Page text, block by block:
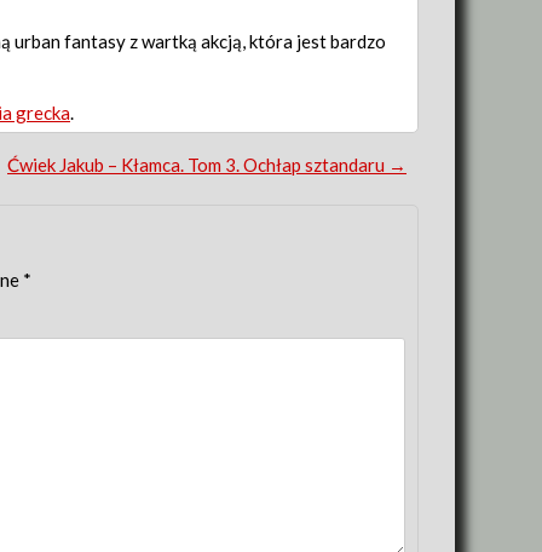
urban fantasy z wartką akcją, która jest bardzo
grecka
Ćwiek Jakub – Kłamca. Tom 3. Ochłap sztandaru →
*